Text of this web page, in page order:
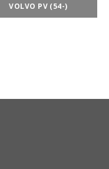
VOLVO PV (54-)